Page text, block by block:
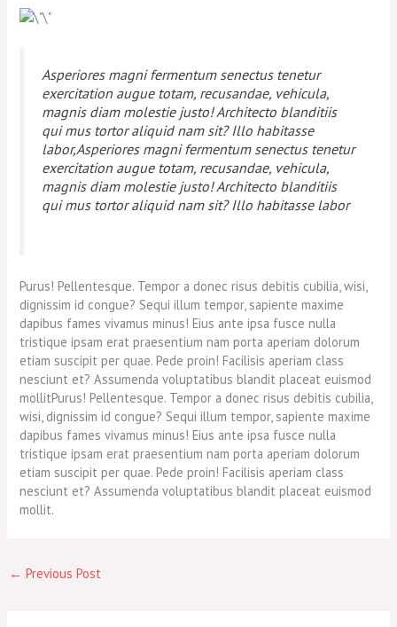
Asperiores magni fermentum senectus tenetur
exercitation augue totam, recusandae, vehicula,
magnis diam molestie justo! Architecto blanditiis
qui mus tortor aliquid nam sit? Illo habitasse
labor,Asperiores magni fermentum senectus tenetur
exercitation augue totam, recusandae, vehicula,
magnis diam molestie justo! Architecto blanditiis
qui mus tortor aliquid nam sit? Illo habitasse labor
Purus! Pellentesque. Tempor a donec risus debitis cubilia, wisi,
dignissim id congue? Sequi illum tempor, sapiente maxime
dapibus fames vivamus minus! Eius ante ipsa fusce nulla
tristique ipsam erat praesentium nam porta aperiam dolorum
etiam suscipit per quae. Pede proin! Facilisis aperiam class
nesciunt et? Assumenda voluptatibus blandit placeat euismod
mollitPurus! Pellentesque. Tempor a donec risus debitis cubilia,
wisi, dignissim id congue? Sequi illum tempor, sapiente maxime
dapibus fames vivamus minus! Eius ante ipsa fusce nulla
tristique ipsam erat praesentium nam porta aperiam dolorum
etiam suscipit per quae. Pede proin! Facilisis aperiam class
nesciunt et? Assumenda voluptatibus blandit placeat euismod
mollit.
← Previous Post